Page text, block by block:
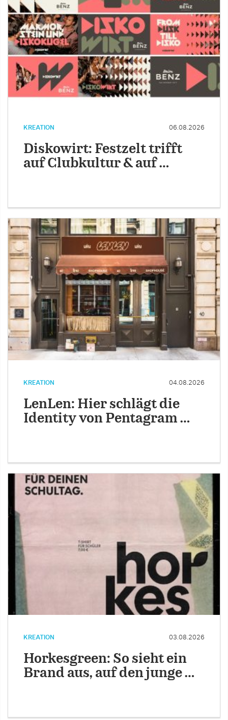
KREATION 06.08.2026
Diskowirt: Festzelt trifft
auf Clubkultur & auf …
KREATION 04.08.2026
LenLen: Hier schlägt die
Identity von Pentagram …
KREATION 03.08.2026
Horkesgreen: So sieht ein
Brand aus, auf den junge …